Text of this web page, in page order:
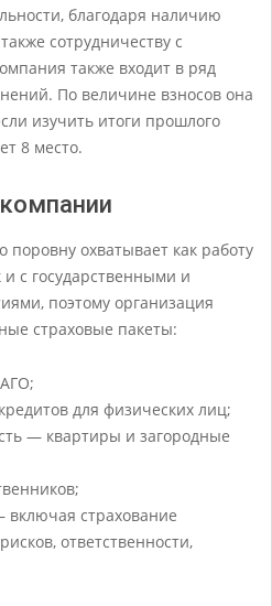
благодаря наличию
сотрудничеству с
также входит в ряд
По величине взносов она
изучить итоги прошлого
8 место.
охватывает как работу
с государственными и
поэтому организация
страховые пакеты:
для физических лиц;
— квартиры и загородные
включая страхование
ответственности,